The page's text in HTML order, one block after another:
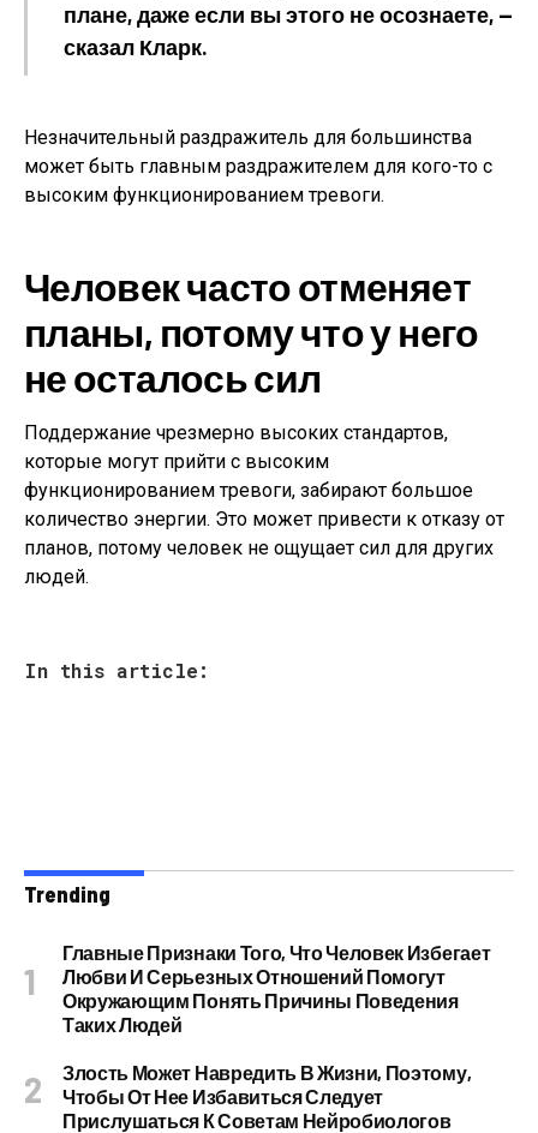
плане, даже если вы этого не осознаете, —
сказал Кларк.
Незначительный раздражитель для большинства
может быть главным раздражителем для кого-то с
высоким функционированием тревоги.
Человек часто отменяет
планы, потому что у него
не осталось сил
Поддержание чрезмерно высоких стандартов,
которые могут прийти с высоким
функционированием тревоги, забирают большое
количество энергии. Это может привести к отказу от
планов, потому человек не ощущает сил для других
людей.
In this article:
Trending
Главные Признаки Того, Что Человек Избегает
Любви И Серьезных Отношений Помогут
Окружающим Понять Причины Поведения
Таких Людей
Злость Может Навредить В Жизни, Поэтому,
Чтобы От Нее Избавиться Следует
Прислушаться К Советам Нейробиологов